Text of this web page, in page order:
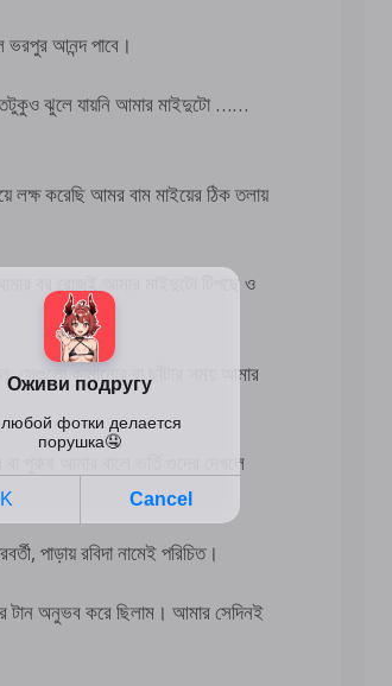
ভরপুর আনন্দ পাবে।
ঝুলে যায়নি আমার মাইদুটো ……
লক্ষ করেছি আমর বাম মাইয়ের ঠিক তলায়
বর রোজই আমার মাইদুটো টিপছে ও
সেগুলো কামানোর বা ছাঁটার সময় আমার
পুরুষ আমার বালে ভর্তি গুদের দেখলে
পাড়ায় রবিদা নামেই পরিচিত।
টান অনুভব করে ছিলাম। আমার সেদিনই